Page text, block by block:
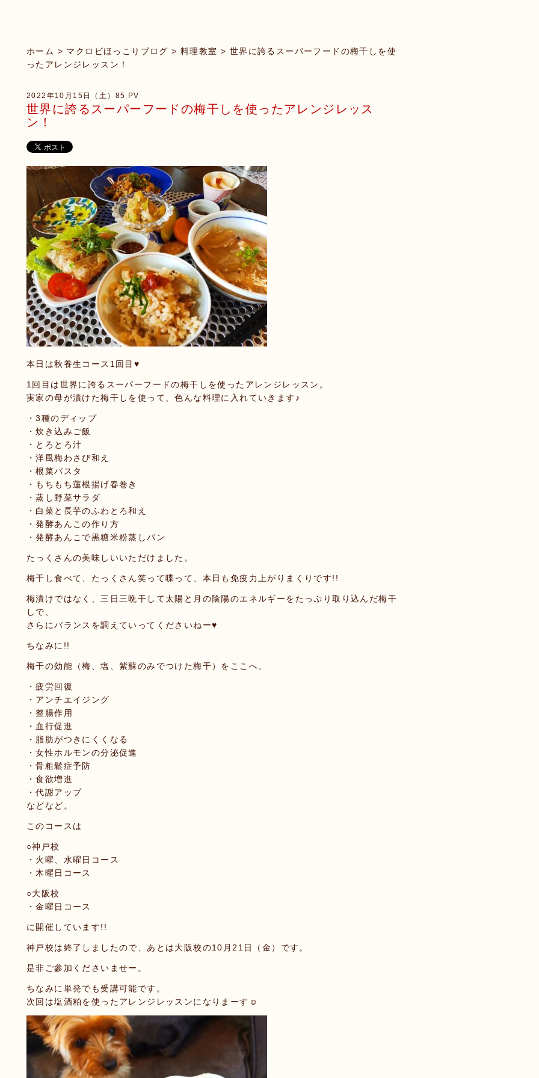
ホーム > マクロビほっこりブログ >料理教室 > 世界に誇るスーパーフードの梅干しを使
ったアレンジレッスン！
2022年10月15日（土） 85 PV
世界に誇るスーパーフードの梅干しを使ったアレンジレッス
ン！
本日は秋養生コース1回目♥
1回目は世界に誇るスーパーフードの梅干しを使ったアレンジレッスン。
実家の母が漬けた梅干しを使って、色んな料理に入れていきます♪
・3種のディップ
・炊き込みご飯
・とろとろ汁
・洋風梅わさび和え
・根菜パスタ
・もちもち蓮根揚げ春巻き
・蒸し野菜サラダ
・白菜と長芋のふわとろ和え
・発酵あんこの作り方
・発酵あんこで黒糖米粉蒸しパン
たっくさんの美味しいいただけました。
梅干し食べて、たっくさん笑って喋って、本日も免疫力上がりまくりです!!
梅漬けではなく、三日三晩干して太陽と月の陰陽のエネルギーをたっぷり取り込んだ梅干
しで、
さらにバランスを調えていってくださいねー♥
ちなみに!!
梅干の効能（梅、塩、紫蘇のみでつけた梅干）をここへ。
・疲労回復
・アンチエイジング
・整腸作用
・血行促進
・脂肪がつきにくくなる
・女性ホルモンの分泌促進
・骨粗鬆症予防
・食欲増進
・代謝アップ
などなど。
このコースは
○神戸校
・火曜、水曜日コース
・木曜日コース
○大阪校
・金曜日コース
に開催しています!!
神戸校は終了しましたので、あとは大阪校の10月21日（金）です。
是非ご參加くださいませー。
ちなみに単発でも受講可能です。
次回は塩酒粕を使ったアレンジレッスンになりまーす☺